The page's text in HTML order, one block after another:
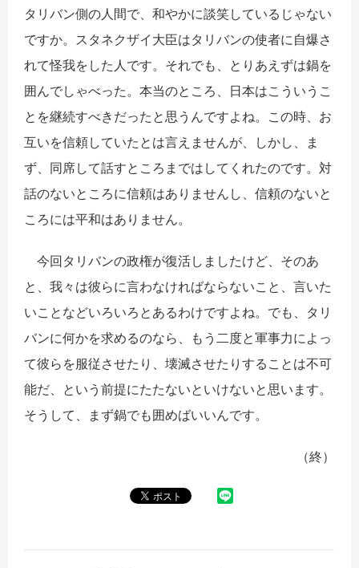
タリバン側の人間で、和やかに談笑しているじゃない
ですか。スタネクザイ大臣はタリバンの使者に自爆さ
れて怪我をした人です。それでも、とりあえずは鍋を
囲んでしゃべった。本当のところ、日本はこういうこ
とを継続すべきだったと思うんですよね。この時、お
互いを信頼していたとは言えませんが、しかし、ま
ず、同席して話すところまではしてくれたのです。対
話のないところに信頼はありませんし、信頼のないと
ころには平和はありません。
今回タリバンの政権が復活しましたけど、そのあ
と、我々は彼らに言わなければならないこと、言いた
いことなどいろいろとあるわけですよね。でも、タリ
バンに何かを求めるのなら、もう二度と軍事力によっ
て彼らを服従させたり、壊滅させたりすることは不可
能だ、という前提にたたないといけないと思います。
そうして、まず鍋でも囲めばいいんです。
（終）